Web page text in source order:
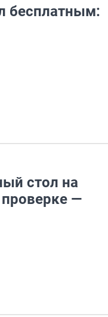
бесплатным:
стол на
—